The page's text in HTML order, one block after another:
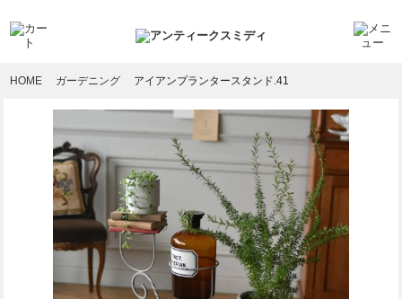
HOME ガーデニング アイアンプランタースタンド.41